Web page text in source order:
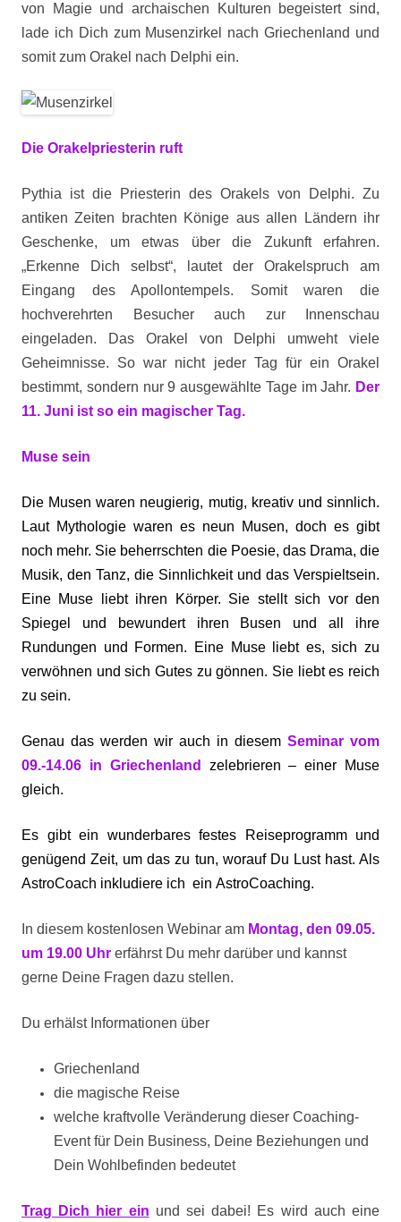
von Magie und archaischen Kulturen begeistert sind,
lade ich Dich zum Musenzirkel nach Griechenland und
somit zum Orakel nach Delphi ein.
Die Orakelpriesterin ruft
Pythia ist die Priesterin des Orakels von Delphi. Zu
antiken Zeiten brachten Könige aus allen Ländern ihr
Geschenke, um etwas über die Zukunft erfahren.
„Erkenne Dich selbst“, lautet der Orakelspruch am
Eingang des Apollontempels. Somit waren die
hochverehrten Besucher auch zur Innenschau
eingeladen. Das Orakel von Delphi umweht viele
Geheimnisse. So war nicht jeder Tag für ein Orakel
bestimmt, sondern nur 9 ausgewählte Tage im Jahr. Der
11. Juni ist so ein magischer Tag.
Muse sein
Die Musen waren neugierig, mutig, kreativ und sinnlich.
Laut Mythologie waren es neun Musen, doch es gibt
noch mehr. Sie beherrschten die Poesie, das Drama, die
Musik, den Tanz, die Sinnlichkeit und das Verspieltsein.
Eine Muse liebt ihren Körper. Sie stellt sich vor den
Spiegel und bewundert ihren Busen und all ihre
Rundungen und Formen. Eine Muse liebt es, sich zu
verwöhnen und sich Gutes zu gönnen. Sie liebt es reich
zu sein.
Genau das werden wir auch in diesem Seminar vom
09.-14.06 in Griechenland
zelebrieren – einer Muse
gleich.
Es gibt ein wunderbares festes Reiseprogramm und
genügend Zeit, um das zu tun, worauf Du Lust hast. Als
AstroCoach inkludiere ich ein AstroCoaching.
In diesem kostenlosen Webinar am Montag, den 09.05.
um 19.00 Uhr erfährst Du mehr darüber und kannst
gerne Deine Fragen dazu stellen.
Du erhälst Informationen über
Griechenland
die magische Reise
welche kraftvolle Veränderung dieser Coaching-
Event für Dein Business, Deine Beziehungen und
Dein Wohlbefinden bedeutet
Trag Dich hier ein und sei dabei! Es wird auch eine